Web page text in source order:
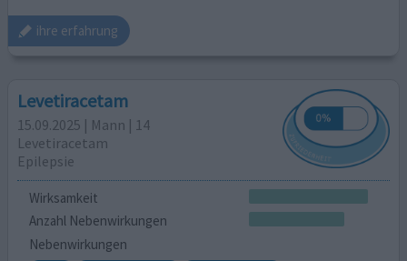
ihre erfahrung
Levetiracetam
15.09.2025 | Mann | 14
Levetiracetam
Epilepsie
Wirksamkeit
Anzahl Nebenwirkungen
Nebenwirkungen